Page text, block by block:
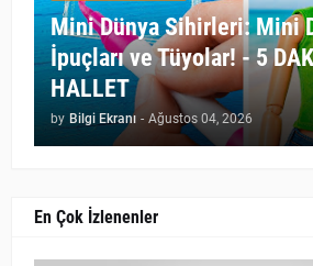
Mini Dünya Sihirleri: Mini
İpuçları ve Tüyolar! - 5
HALLET
by Bilgi Ekranı - Ağustos 04, 2026
En Çok İzlenenler